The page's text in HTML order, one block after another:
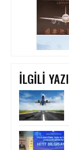
İLGILI